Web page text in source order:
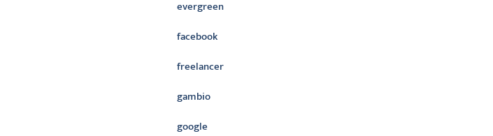
evergreen
facebook
freelancer
gambio
google